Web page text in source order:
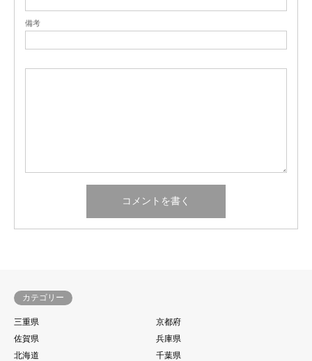
備考
カテゴリー
三重県
京都府
佐賀県
兵庫県
北海道
千葉県